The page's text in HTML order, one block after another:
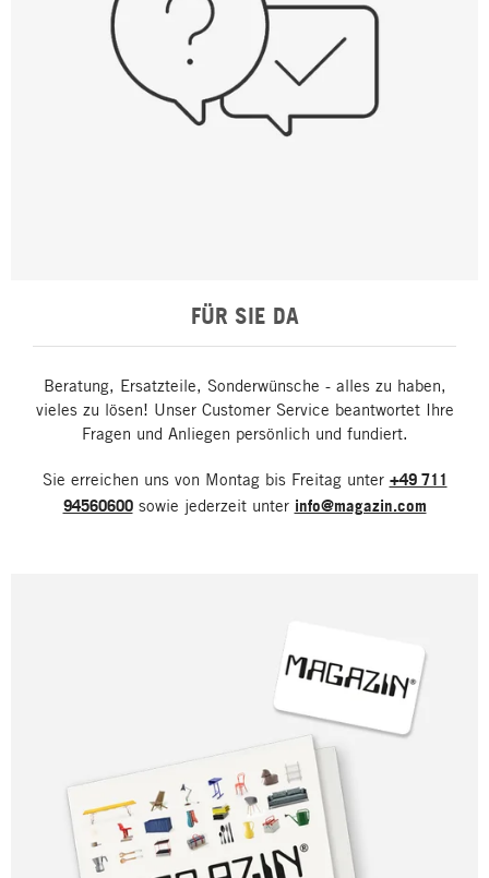
FÜR SIE DA
Beratung, Ersatzteile, Sonderwünsche - alles zu haben,
vieles zu lösen! Unser Customer Service beantwortet Ihre
Fragen und Anliegen persönlich und fundiert.
Sie erreichen uns von Montag bis Freitag unter +49 711
94560600sowie jederzeit unter info@magazin.com